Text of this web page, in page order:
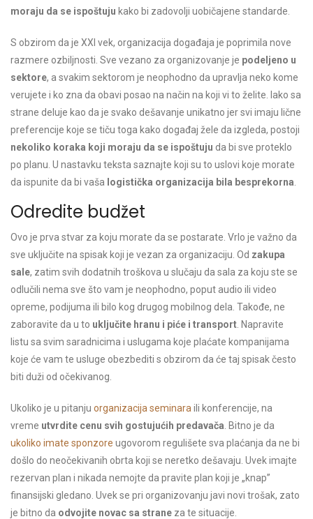
moraju da se ispoštuju kako bi zadovolji uobičajene standarde.
S obzirom da je XXI vek, organizacija događaja je poprimila nove
razmere ozbiljnosti. Sve vezano za organizovanje je podeljeno u
sektore, a svakim sektorom je neophodno da upravlja neko kome
verujete i ko zna da obavi posao na način na koji vi to želite. Iako sa
strane deluje kao da je svako dešavanje unikatno jer svi imaju lične
preferencije koje se tiču toga kako događaj žele da izgleda, postoji
nekoliko koraka koji moraju da se ispoštuju da bi sve proteklo
po planu. U nastavku teksta saznajte koji su to uslovi koje morate
da ispunite da bi vaša logistička organizacija bila besprekorna
Odredite budžet
Ovo je prva stvar za koju morate da se postarate. Vrlo je važno da
sve uključite na spisak koji je vezan za organizaciju. Od zakupa
sale, zatim svih dodatnih troškova u slučaju da sala za koju ste se
odlučili nema sve što vam je neophodno, poput audio ili video
opreme, podijuma ili bilo kog drugog mobilnog dela. Takođe, ne
zaboravite da u to uključite hranu i piće i transport . Napravite
listu sa svim saradnicima i uslugama koje plaćate kompanijama
koje će vam te usluge obezbediti s obzirom da će taj spisak često
biti duži od očekivanog.
Ukoliko je u pitanju organizacija seminara ili konferencije, na
vreme utvrdite cenu svih gostujućih predavača . Bitno je da
ukoliko imate sponzore ugovorom regulišete sva plaćanja da ne bi
došlo do neočekivanih obrta koji se neretko dešavaju. Uvek imajte
rezervan plan i nikada nemojte da pravite plan koji je „knap”
finansijski gledano. Uvek se pri organizovanju javi novi trošak, zato
je bitno da odvojite novac sa strane za te situacije.